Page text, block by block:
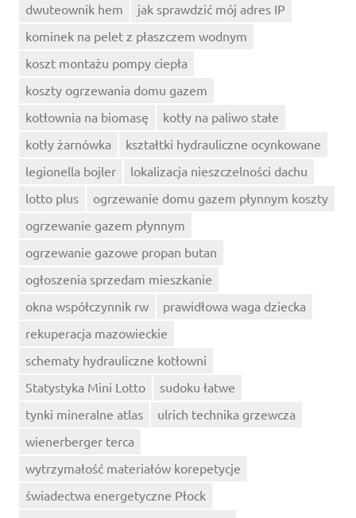
dwuteownik hem
jak sprawdzić mój adres IP
kominek na pelet z płaszczem wodnym
koszt montażu pompy ciepła
koszty ogrzewania domu gazem
kotłownia na biomasę
kotły na paliwo stałe
kotły żarnówka
kształtki hydrauliczne ocynkowane
legionella bojler
lokalizacja nieszczelności dachu
lotto plus
ogrzewanie domu gazem płynnym koszty
ogrzewanie gazem płynnym
ogrzewanie gazowe propan butan
ogłoszenia sprzedam mieszkanie
okna współczynnik rw
prawidłowa waga dziecka
rekuperacja mazowieckie
schematy hydrauliczne kotłowni
Statystyka Mini Lotto
sudoku łatwe
tynki mineralne atlas
ulrich technika grzewcza
wienerberger terca
wytrzymałość materiałów korepetycje
świadectwa energetyczne Płock